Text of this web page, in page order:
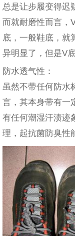
总是让步履变得迟
而就耐磨性而言，
底，一般鞋底，就
异明显了，但是V
防水透气性：
虽然不带任何防水
言，其本身带有一
有任何潮湿汗渍迹
理，起抗菌防臭性